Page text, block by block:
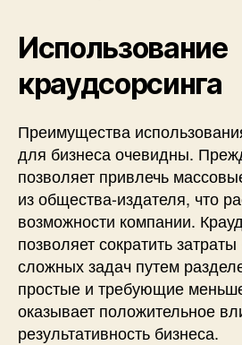
Использование
краудсорсинга
Преимущества
для бизнеса очевидны.
позволяет привлечь
из общества-издателя, что
возможности компании.
позволяет сократить
сложных задач путем
простые и требующие
оказывает положительное
результативность бизнеса.